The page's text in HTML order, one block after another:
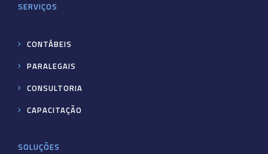
SERVIÇOS
CONTÁBEIS
PARALEGAIS
CONSULTORIA
CAPACITAÇÃO
SOLUÇÕES